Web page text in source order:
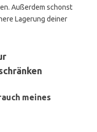
Außerdem schonst
Lagerung deiner
meines